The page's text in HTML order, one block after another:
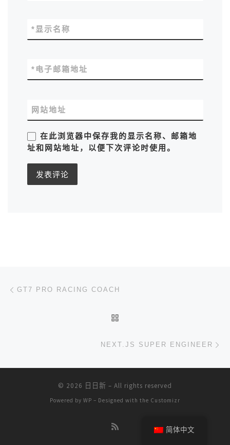
显示名称
*
电子邮箱地址
*
网站地址
在此浏览器中保存我的显示名称、邮箱地
址和网站地址，以便下次评论时使用。
文章导航
GT7 PRO RACING COACH
NEXT.JS SUPER ENGINEER
© 2026 日日新 – All rights reserved
Powered by WP – Designed with the Customizr
简体中文